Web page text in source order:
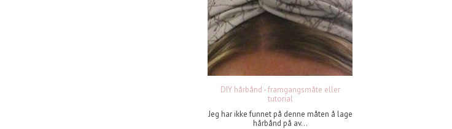
DIY hårbånd - framgangsmåte eller
tutorial
Jeg har ikke funnet på denne måten å lage
hårbånd på av...